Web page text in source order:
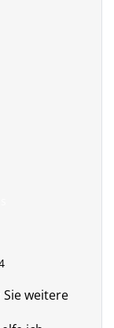
weitere